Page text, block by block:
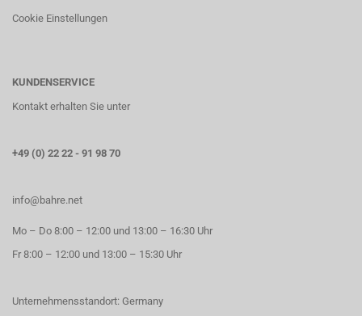
Cookie Einstellungen
KUNDENSERVICE
Kontakt erhalten Sie unter
+49 (0) 22 22 - 91 98 70
info@bahre.net
Mo – Do 8:00 – 12:00 und 13:00 – 16:30 Uhr
Fr 8:00 – 12:00 und 13:00 – 15:30 Uhr
Unternehmensstandort: Germany